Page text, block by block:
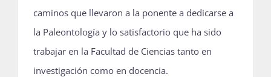
Blog
caminos que llevaron a la ponente a dedicarse a
la Paleontología y lo satisfactorio que ha sido
trabajar en la Facultad de Ciencias tanto en
investigación como en docencia.